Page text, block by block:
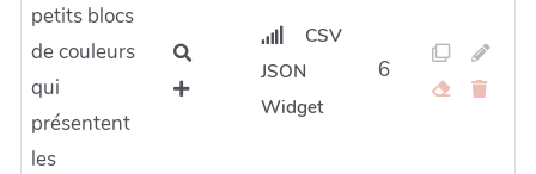
petits blocs
de couleurs
qui
présentent
les
CSV
JSON
Widget
6